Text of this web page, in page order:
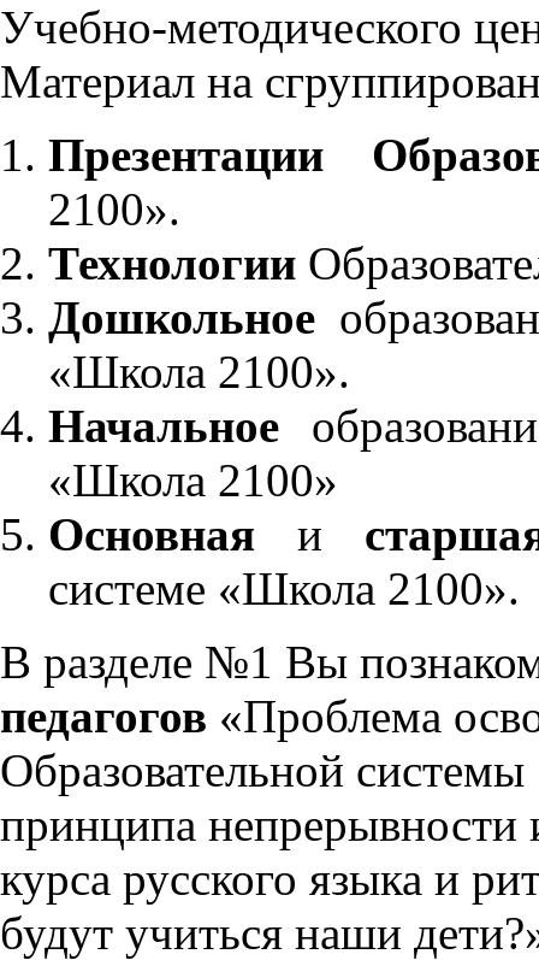
Учебно-методического
Материал на
Презентации
2100».
Технологии
Дошкольное
«Школа 2100».
Начальное
«Школа 2100»
Основнаяи
системе «Школа 2100».
В разделе №1 Вы
педагогов «Проблема
Образовательной
принципа непрерывности
курса русского языка и
будут учиться наши